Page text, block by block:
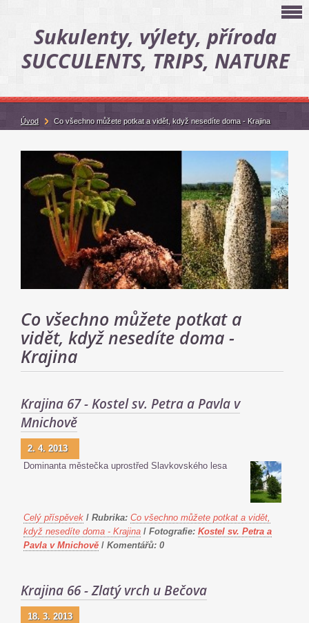
Sukulenty, výlety, příroda
SUCCULENTS, TRIPS, NATURE
Co všechno můžete potkat a
vidět, když nesedíte doma -
Krajina
Krajina 67 - Kostel sv. Petra a Pavla v
Mnichově
2. 4. 2013
Dominanta městečka uprostřed Slavkovského lesa
Celý příspěvek / Rubrika: Co všechno můžete potkat a vidět,
když nesedíte doma - Krajina / Fotografie: Kostel sv. Petra a
Pavla v Mnichově / Komentářů: 0
Krajina 66 - Zlatý vrch u Bečova
18. 3. 2013
Úvod Co všechno můžete potkat a vidět, když nesedíte doma - Krajina